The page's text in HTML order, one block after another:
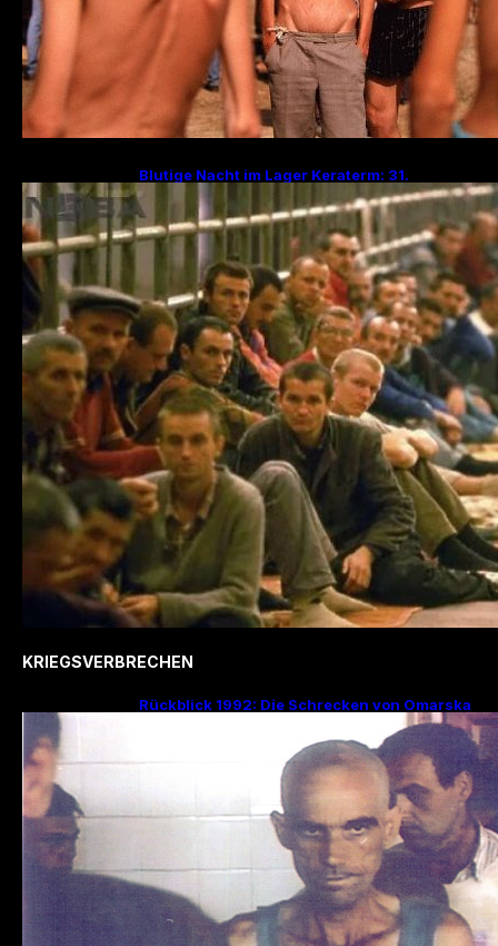
Blutige Nacht im Lager Keraterm: 31.
Jahrestag des Massakers mit 200
Hinrichtungen!
KRIEGSVERBRECHEN
Rückblick 1992: Die Schrecken von Omarska
– Ein düsteres Kapitel im Bosnienkrieg